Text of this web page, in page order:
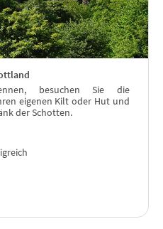
besuchen Sie die
eigenen Kilt oder Hut und
der Schotten.